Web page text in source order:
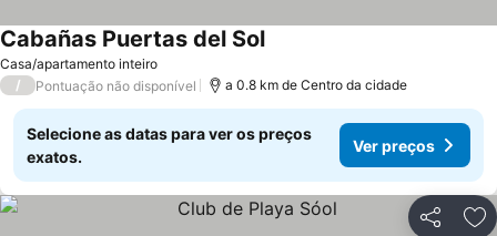
Casa/apartamento inteiro
Cabañas Puertas del Sol
/ Pontuação não disponível a 0.8 km de Centro da cidade
Selecione as datas para ver os preços
exatos.
Ver preços
Partilhar